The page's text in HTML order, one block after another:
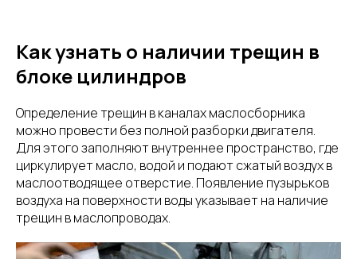
Как узнать о наличии трещин в
блоке цилиндров
Определение трещин в каналах маслосборника
можно провести без полной разборки двигателя.
Для этого заполняют внутреннее пространство, где
циркулирует масло, водой и подают сжатый воздух в
маслоотводящее отверстие. Появление пузырьков
воздуха на поверхности воды указывает на наличие
трещин в маслопроводах.